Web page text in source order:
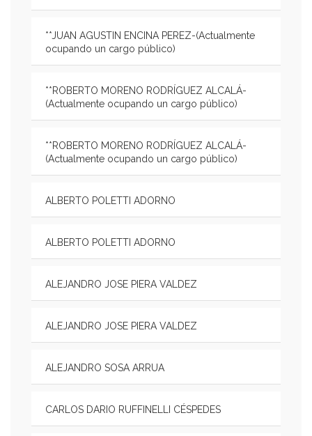
**JUAN AGUSTIN ENCINA PEREZ-(Actualmente
ocupando un cargo público)
**ROBERTO MORENO RODRÍGUEZ ALCALÁ-
(Actualmente ocupando un cargo público)
**ROBERTO MORENO RODRÍGUEZ ALCALÁ-
(Actualmente ocupando un cargo público)
ALBERTO POLETTI ADORNO
ALBERTO POLETTI ADORNO
ALEJANDRO JOSE PIERA VALDEZ
ALEJANDRO JOSE PIERA VALDEZ
ALEJANDRO SOSA ARRUA
CARLOS DARIO RUFFINELLI CÉSPEDES